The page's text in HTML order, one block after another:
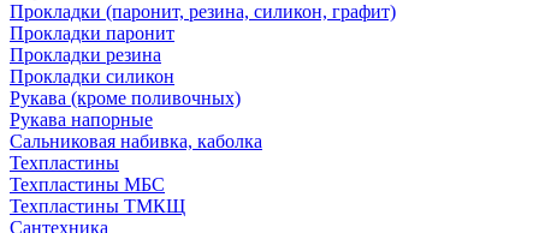
Прокладки (паронит, резина, силикон, графит)
Прокладки паронит
Прокладки резина
Прокладки силикон
Рукава (кроме поливочных)
Рукава напорные
Сальниковая набивка, каболка
Техпластины
Техпластины МБС
Техпластины ТМКЩ
Сантехника